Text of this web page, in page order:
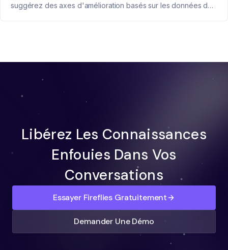
suggérez des axes d'amélioration basés sur les données de
Libérez Les Connaissances
Enfouies Dans Vos
Conversations
Essayer Fireflies Gratuitement
Demander Une Démo